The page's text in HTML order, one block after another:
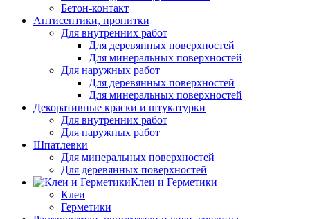
Бетон-контакт
Антисептики, пропитки
Для внутренних работ
Для деревянных поверхностей
Для минеральных поверхностей
Для наружных работ
Для деревянных поверхностей
Для минеральных поверхностей
Декоративные краски и штукатурки
Для внутренних работ
Для наружных работ
Шпатлевки
Для минеральных поверхностей
Для деревянных поверхностей
Клеи и Герметики
Клеи
Герметики